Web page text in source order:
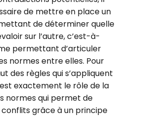
de mettre en place un
de déterminer quelle
sur l’autre, c’est-à-
permettant d’articuler
normes entre elles. Pour
des règles qui s’appliquent
exactement le rôle de la
normes qui permet de
grâce à un principe